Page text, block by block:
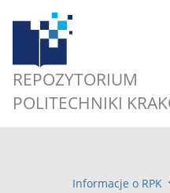
REPOZYTORIUM
POLITECHNIKI
Informacje o RPK